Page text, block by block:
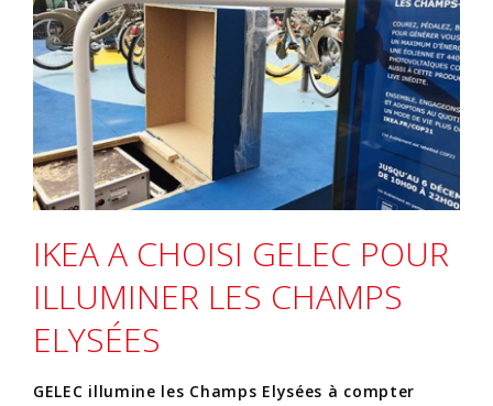
IKEA A CHOISI GELEC POUR
ILLUMINER LES CHAMPS
ELYSÉES
GELEC illumine les Champs Elysées à compter